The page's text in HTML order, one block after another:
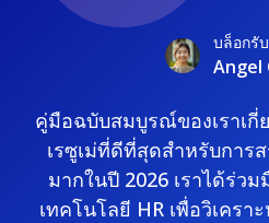
บล็อกรั
Angel
คู่มือฉบับสมบูรณ์ของเราเกี่
เรซูเม่ที่ดีที่สุดสำหรับการ
มากในปี 2026 เราได้ร่ว
เทคโนโลยี HR เพื่อวิเคร